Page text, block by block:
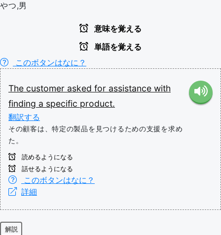
やつ,男
意味を覚える
単語を覚える
このボタンはなに？
The customer asked for assistance with
finding a specific product.
翻訳する
その顧客は、特定の製品を見つけるための支援を求め
た。
読めるようになる
話せるようになる
このボタンはなに？
詳細
解説